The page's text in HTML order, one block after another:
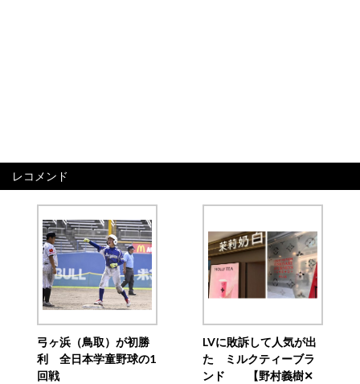
レコメンド
弓ヶ浜（鳥取）が初勝
利 全日本学童野球の1
回戦
LVに敗訴して人気が出
た ミルクティーブラ
ンド 【野村義樹✕